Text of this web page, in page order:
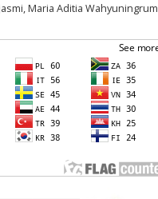
Maria Aditia Wahyuningrum